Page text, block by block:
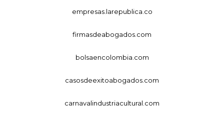
empresas.larepublica.co
firmasdeabogados.com
bolsaencolombia.com
casosdeexitoabogados.com
carnavalindustriacultural.com